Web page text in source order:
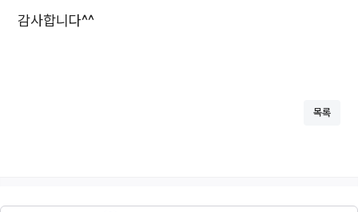
감사합니다^^
목록